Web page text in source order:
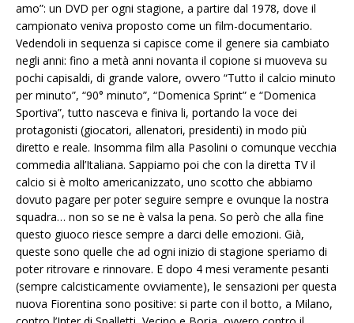
amo”: un DVD per ogni stagione, a partire dal 1978, dove il
campionato veniva proposto come un film-documentario.
Vedendoli in sequenza si capisce come il genere sia cambiato
negli anni: fino a metà anni novanta il copione si muoveva su
pochi capisaldi, di grande valore, ovvero “Tutto il calcio minuto
per minuto”, “90° minuto”, “Domenica Sprint” e “Domenica
Sportiva”, tutto nasceva e finiva li, portando la voce dei
protagonisti (giocatori, allenatori, presidenti) in modo più
diretto e reale. Insomma film alla Pasolini o comunque vecchia
commedia all’Italiana. Sappiamo poi che con la diretta TV il
calcio si è molto americanizzato, uno scotto che abbiamo
dovuto pagare per poter seguire sempre e ovunque la nostra
squadra… non so se ne è valsa la pena. So però che alla fine
questo giuoco riesce sempre a darci delle emozioni. Già,
queste sono quelle che ad ogni inizio di stagione speriamo di
poter ritrovare e rinnovare. E dopo 4 mesi veramente pesanti
(sempre calcisticamente ovviamente), le sensazioni per questa
nuova Fiorentina sono positive: si parte con il botto, a Milano,